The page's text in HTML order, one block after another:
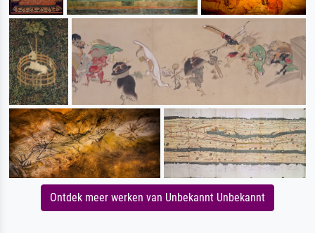
Ontdek meer werken van Unbekannt Unbekannt